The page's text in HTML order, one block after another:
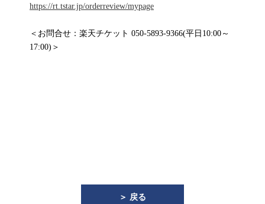
https://rt.tstar.jp/orderreview/mypage
＜お問合せ：楽天チケット 050-5893-9366(平日10:00～
17:00)＞
＞ 戻る